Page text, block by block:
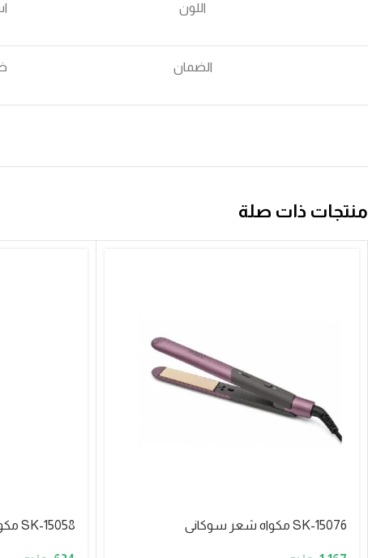
اللون
الضمان
منتجات ذات صلة
SK-15076 مكواه شعر سوكانى SK-15058 مكواه شعر سوكانى ديجيتال